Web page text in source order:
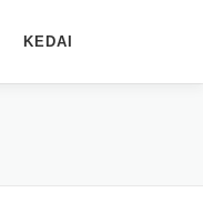
KEDAI